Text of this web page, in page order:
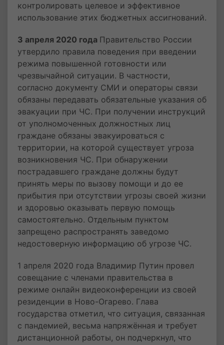
контролировать целевое и эффективное
использование этих бюджетных ассигнований.
3 апреля 2020 года Правительство России
утвердило правила поведения при введении
режима повышенной готовности или
чрезвычайной ситуации. В частности,
согласно документу СМИ и операторы связи
обязаны передавать обязательные указания об
эвакуации при ЧС. При получении инструкций
от уполномоченных должностных лиц
граждане обязаны эвакуироваться с
территории, на которой существует угроза
возникновения ЧС. При обнаружении
пострадавшего граждане должны будут
принять меры по вызову помощи и до ее
прибытия при отсутствии угрозы своей жизни
и здоровью оказывать первую помощь
самостоятельно. Отдельным пунктом
запрещено распространять заведомо
недостоверную информацию об угрозе ЧС.
1 апреля 2020 года Владимир Путин провел
совещание с членами правительства в
режиме онлайн видеоконференции из своей
резиденции в Ново-Огарево. Глава
государства отметил, что ситуация, связанная
с пандемией, весьма напряжённая и требует
дистанционной работы, он подчеркнул, что